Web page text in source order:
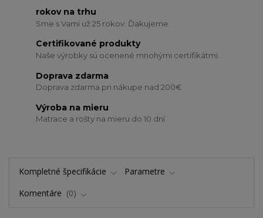
rokov na trhu
Sme s Vami už 25 rokov. Ďakujeme.
Certifikované produkty
Naše výrobky sú ocenené mnohými certifikátmi.
Doprava zdarma
Doprava zdarma pri nákupe nad 200€
Výroba na mieru
Matrace a rošty na mieru do 10 dní
Kompletné špecifikácie
Parametre
Komentáre
0